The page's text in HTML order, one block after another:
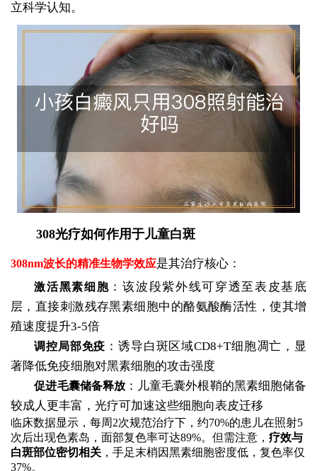
立科学认知。
308光疗如何作用于儿童白斑
308nm波长的精准生物学效应是其治疗核心：
激活黑素细胞 ：该波段紫外线可穿透至表皮基底
层，直接刺激残存黑素细胞中的酪氨酸酶活性，使其增
殖速度提升3-5倍
调控局部免疫 ：诱导白斑区域CD8+T细胞凋亡，显
著降低免疫细胞对黑素细胞的攻击强度
促进毛囊储备释放：儿童毛囊外根鞘的黑素细胞储备
较成人更丰富，光疗可加速这些细胞向表皮迁移
临床数据显示，每周2次规范治疗下，约70%的患儿在照射5
次后出现色素岛，面部复色率可达89%。但需注意， 疗效与
白斑部位密切相关，手足末梢因黑素细胞密度低，复色率仅
37%。